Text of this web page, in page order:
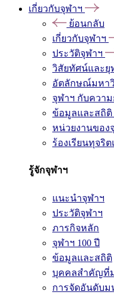
เกี่ยวกับจุฬาฯ
ย้อนกลับ
เกี่ยวกับจุฬาฯ
ประวัติจุฬาฯ
วิสัยทัศน์และยุ
อัตลักษณ์มหา
จุฬาฯ กับควา
ข้อมูลและสถิติ
หน่วยงานของ
ร้องเรียนทุจริ
รู้จักจุฬาฯ
แนะนำจุฬาฯ
ประวัติจุฬาฯ
ภารกิจหลัก
จุฬาฯ 100 ปี
ข้อมูลและสถิติ
บุคคลสำคัญที่
การจัดอันดับม